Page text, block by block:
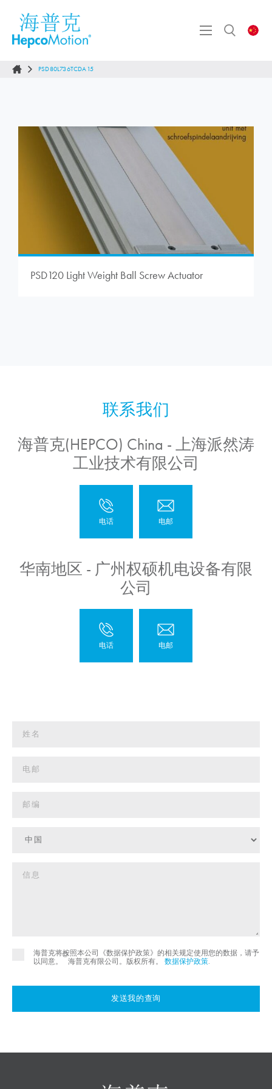
PSD80L736TCDA15
PSD120 Light Weight Ball Screw Actuator
海普克(HEPCO) China - 上海派然涛
工业技术有限公司
华南地区 - 广州权硕机电设备有限
公司
海普克将按照本公司《数据保护政策》的相关规定使用您的数据，请予
以同意。
©
海普克有限公司。版权所有。 数据保护政策.
发送我的查询